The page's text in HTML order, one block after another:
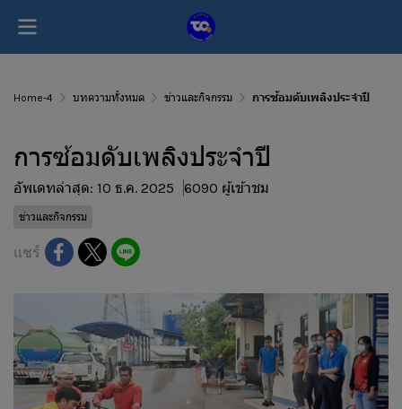
Home-4 บทความทั้งหมด ข่าวและกิจกรรม การซ้อมดับเพลิงประจำปี
การซ้อมดับเพลิงประจำปี
อัพเดทล่าสุด: 10 ธ.ค. 2025 6090 ผู้เข้าชม
ข่าวและกิจกรรม
แชร์